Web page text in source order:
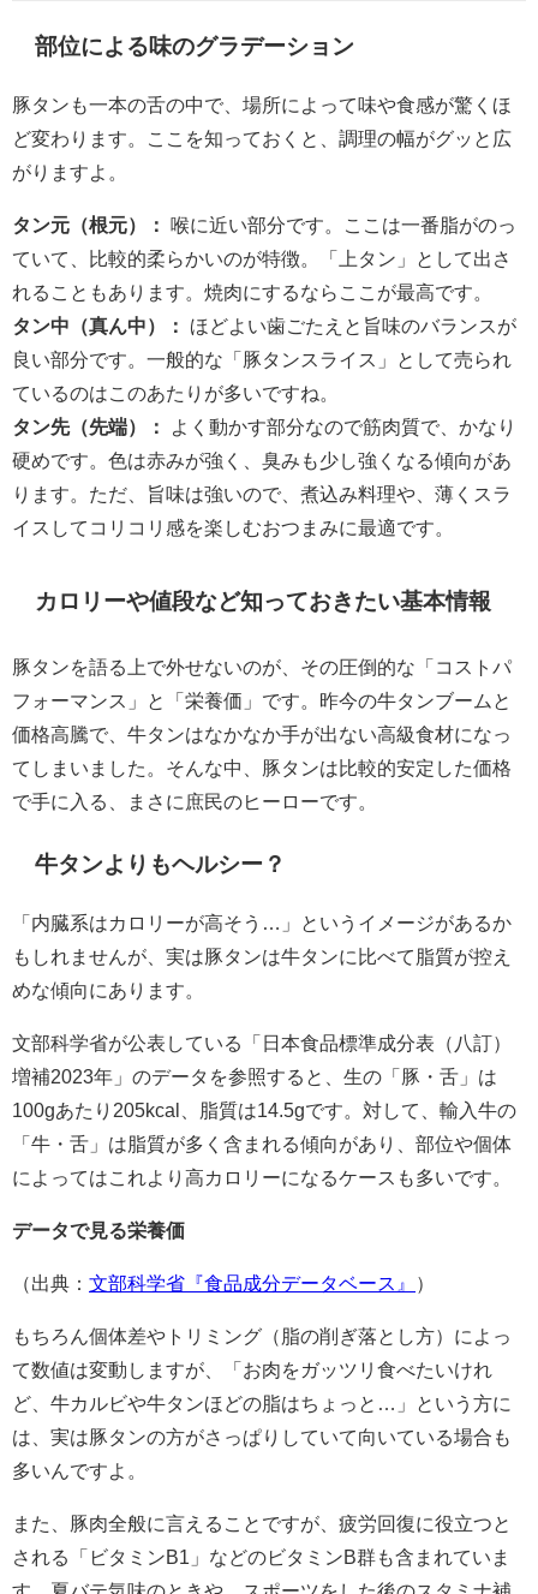
部位による味のグラデーション
豚タンも一本の舌の中で、場所によって味や食感が驚くほ
ど変わります。ここを知っておくと、調理の幅がグッと広
がりますよ。
タン元（根元）：
喉に近い部分です。ここは一番脂がのっ
ていて、比較的柔らかいのが特徴。「上タン」として出さ
れることもあります。焼肉にするならここが最高です。
タン中（真ん中）：
ほどよい歯ごたえと旨味のバランスが
良い部分です。一般的な「豚タンスライス」として売られ
ているのはこのあたりが多いですね。
タン先（先端）：
よく動かす部分なので筋肉質で、かなり
硬めです。色は赤みが強く、臭みも少し強くなる傾向があ
ります。ただ、旨味は強いので、煮込み料理や、薄くスラ
イスしてコリコリ感を楽しむおつまみに最適です。
カロリーや値段など知っておきたい基本情報
豚タンを語る上で外せないのが、その圧倒的な「コストパ
フォーマンス」と「栄養価」です。昨今の牛タンブームと
価格高騰で、牛タンはなかなか手が出ない高級食材になっ
てしまいました。そんな中、豚タンは比較的安定した価格
で手に入る、まさに庶民のヒーローです。
牛タンよりもヘルシー？
「内臓系はカロリーが高そう…」というイメージがあるか
もしれませんが、実は豚タンは牛タンに比べて脂質が控え
めな傾向にあります。
文部科学省が公表している「日本食品標準成分表（八訂）
増補2023年」のデータを参照すると、生の「豚・舌」は
100gあたり205kcal、脂質は14.5gです。対して、輸入牛の
「牛・舌」は脂質が多く含まれる傾向があり、部位や個体
によってはこれより高カロリーになるケースも多いです。
データで見る栄養価
（出典： 文部科学省『食品成分データベース』 ）
もちろん個体差やトリミング（脂の削ぎ落とし方）によっ
て数値は変動しますが、「お肉をガッツリ食べたいけれ
ど、牛カルビや牛タンほどの脂はちょっと…」という方に
は、実は豚タンの方がさっぱりしていて向いている場合も
多いんですよ。
また、豚肉全般に言えることですが、疲労回復に役立つと
される「ビタミンB1」などのビタミンB群も含まれていま